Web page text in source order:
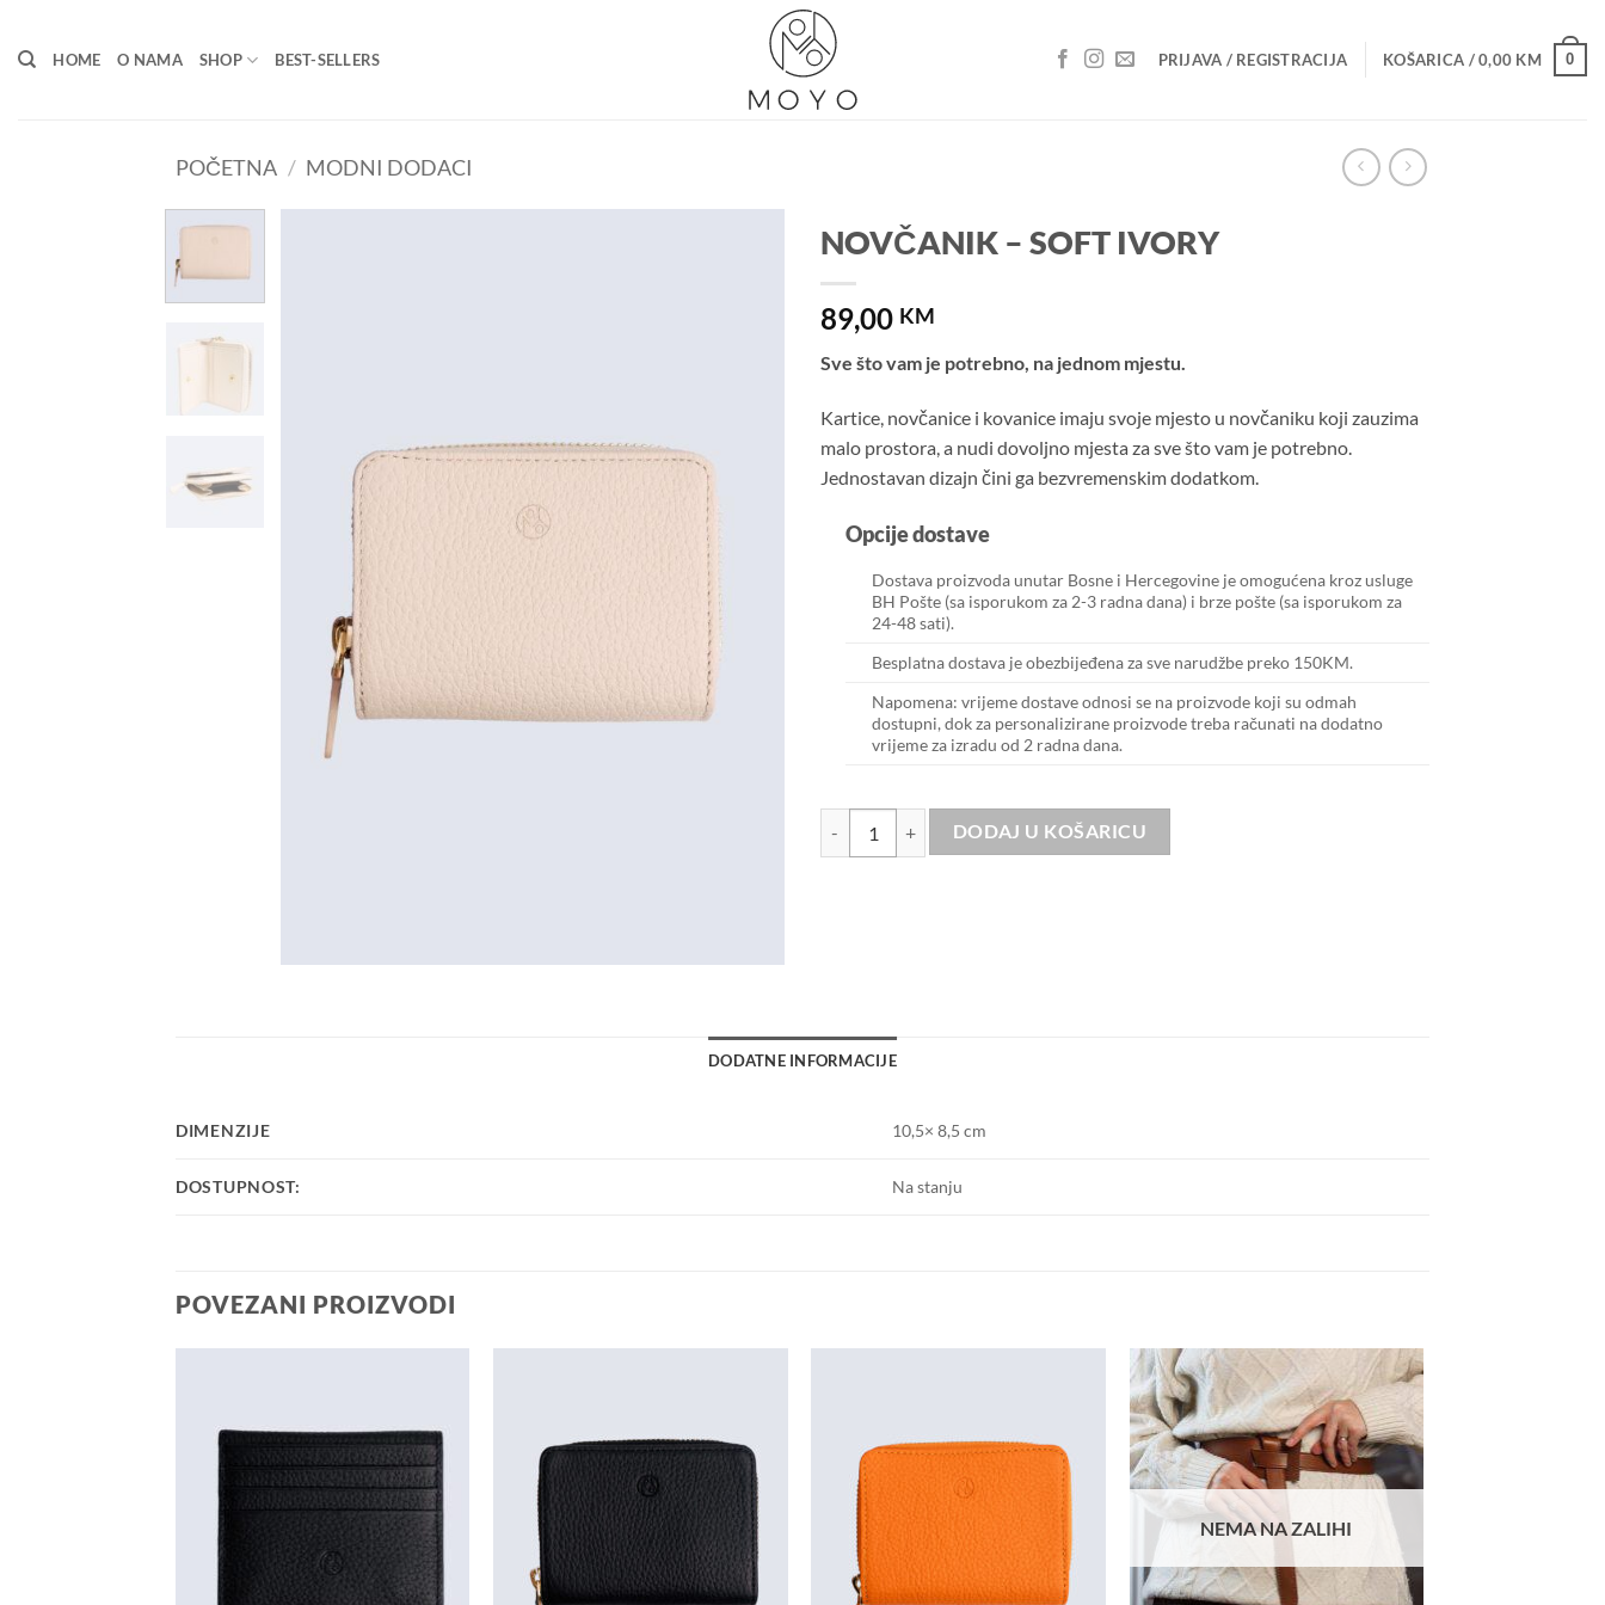
content
HOME O NAMA SHOP BEST-SELLERS PRIJAVA / REGISTRACIJA KOŠARICA /0,00 KM 0
POČETNA / MODNI DODACI
NOVČANIK – SOFT IVORY
89,00 KM
Sve što vam je potrebno, na jednom mjestu.
Kartice, novčanice i kovanice imaju svoje mjesto u novčaniku koji zauzima
malo prostora, a nudi dovoljno mjesta za sve što vam je potrebno.
Jednostavan dizajn čini ga bezvremenskim dodatkom.
Opcije dostave
Dostava proizvoda unutar Bosne i Hercegovine je omogućena kroz usluge
BH Pošte (sa isporukom za 2-3 radna dana) i brze pošte (sa isporukom za
24-48 sati).
Besplatna dostava je obezbijeđena za sve narudžbe preko 150KM.
Napomena: vrijeme dostave odnosi se na proizvode koji su odmah
dostupni, dok za personalizirane proizvode treba računati na dodatno
vrijeme za izradu od 2 radna dana.
NOVČANIK – SOFT IVORY količina
DODAJ U KOŠARICU
DODATNE INFORMACIJE
DIMENZIJE 10,5× 8,5 cm
DOSTUPNOST: Na stanju
POVEZANI PROIZVODI
košaricu
Dodaj u
košaricu
NEMA NA ZALIHI